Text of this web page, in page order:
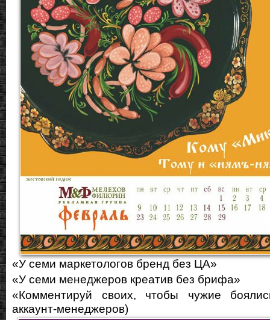
«У семи маркетологов бренд без ЦА»
«У семи менеджеров креатив без брифа»
«Комментируй своих, чтобы чужие
аккаунт-менеджеров)